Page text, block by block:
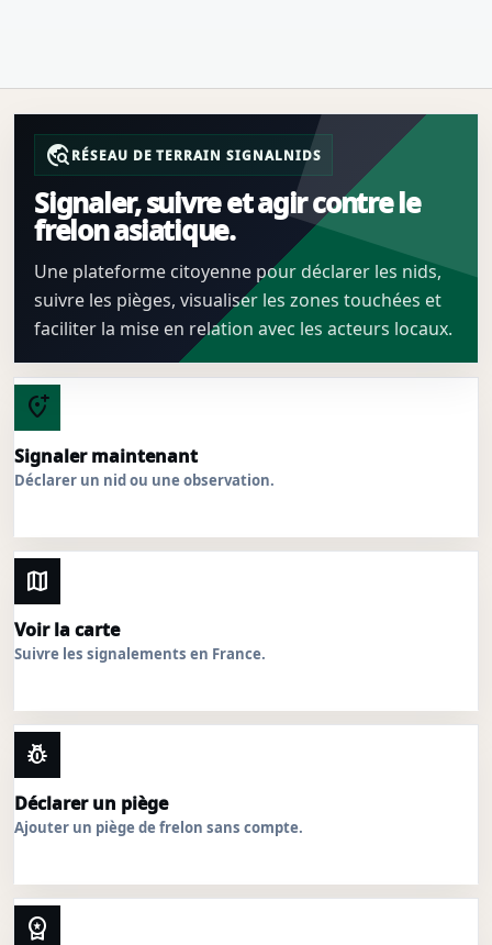
travel_exploreRÉSEAU DE TERRAIN SIGNALNIDS
Signaler, suivre et agir contre le
frelon asiatique.
Une plateforme citoyenne pour déclarer les nids,
suivre les pièges, visualiser les zones touchées et
faciliter la mise en relation avec les acteurs locaux.
add_location_alt
Signaler maintenant
Déclarer un nid ou une observation.
map
Voir la carte
Suivre les signalements en France.
pest_control
Déclarer un piège
Ajouter un piège de frelon sans compte.
workspace_premium